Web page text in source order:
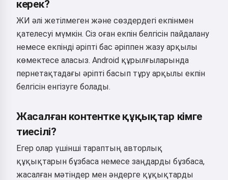
керек?
ЖИ әлі жетілмеген және сөздердегі екпінмен
қателесуі мүмкін. Сіз оған екпін белгісін пайдалану
немесе екпінді әріпті бас әріппен жазу арқылы
көмектесе аласыз. Android құрылғыларында
пернетақтадағы әріпті басып тұру арқылы екпін
белгісін енгізуге болады.
Жасалған контентке құқықтар кімге
тиесілі?
Егер олар үшінші тараптың авторлық
құқықтарын бұзбаса немесе заңдарды бұзбаса,
жасалған мәтіндер мен әндерге құқықтарды
Қайтару саясаты